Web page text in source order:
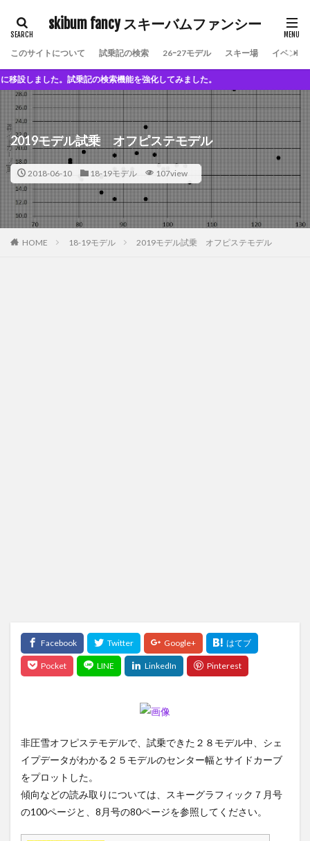
skibum fancy スキーバムファンシー
このサイトについて 試乗記の検索 26ｰ27モデル スキー場 イベント
した。試乗記の検索機能を強化してみました。
2019モデル試乗 オフピステモデル
2018-06-10 18-19モデル 107view
HOME 18-19モデル 2019モデル試乗 オフピステモデル
非圧雪オフピステモデルで、試乗できた２８モデル中、シェ
イプデータがわかる２５モデルのセンター幅とサイドカーブ
をプロットした。
傾向などの読み取りについては、スキーグラフィック７月号
の100ページと、8月号の80ページを参照してください。